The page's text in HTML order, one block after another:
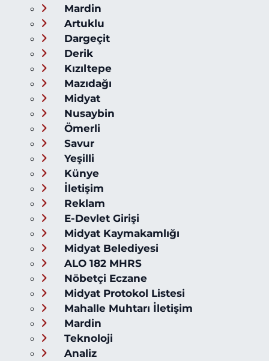
Mardin
Artuklu
Dargeçit
Derik
Kızıltepe
Mazıdağı
Midyat
Nusaybin
Ömerli
Savur
Yeşilli
Künye
İletişim
Reklam
E-Devlet Girişi
Midyat Kaymakamlığı
Midyat Belediyesi
ALO 182 MHRS
Nöbetçi Eczane
Midyat Protokol Listesi
Mahalle Muhtarı İletişim
Mardin
Teknoloji
Analiz